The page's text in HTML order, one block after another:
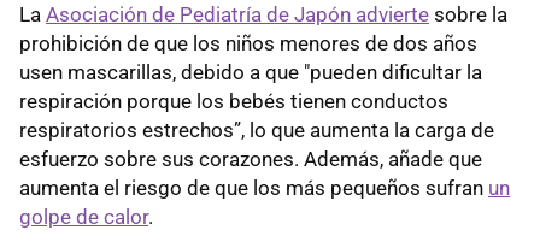
La Asociación de Pediatría de Japón advierte sobre la
prohibición de que los niños menores de dos años
usen mascarillas, debido a que "pueden dificultar la
respiración porque los bebés tienen conductos
respiratorios estrechos”, lo que aumenta la carga de
esfuerzo sobre sus corazones. Además, añade que
aumenta el riesgo de que los más pequeños sufran un
golpe de calor.